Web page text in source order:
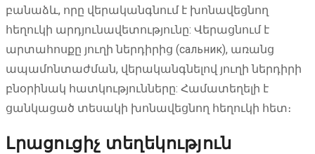
բանաձև, որը վերականգնում է խոնավեցնող
հեղուկի արդյունավետությունը: Վերացնում է
արտահոսքը յուղի ներդիրից (сальник), առանց
ապամոնտաժման, վերականգնելով յուղի ներդիրի
բնօրինակ հատկությունները: Համատեղելի է
ցանկացած տեսակի խոնավեցնող հեղուկի հետ։
Լրացուցիչ տեղեկություն